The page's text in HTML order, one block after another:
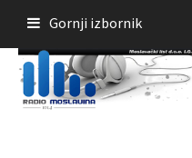
sadržaja
Gornji izbornik